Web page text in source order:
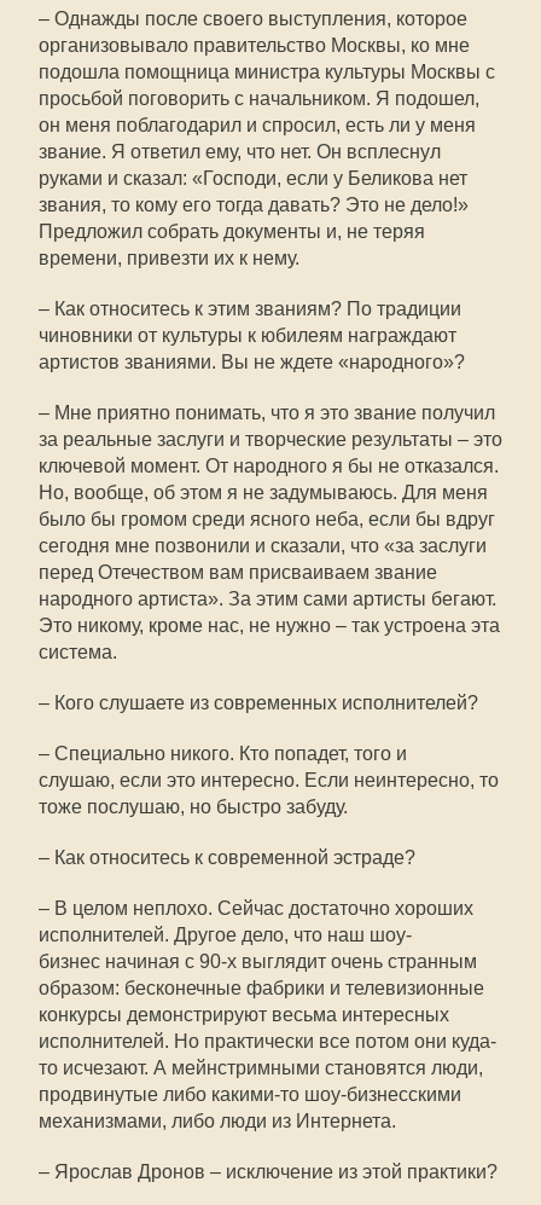
– Однажды после своего выступления, которое
организовывало правительство Москвы, ко мне
подошла помощница министра культуры Москвы с
просьбой поговорить с начальником. Я подошел,
он меня поблагодарил и спросил, есть ли у меня
звание. Я ответил ему, что нет. Он всплеснул
руками и сказал: «Господи, если у Беликова нет
звания, то кому его тогда давать? Это не дело!»
Предложил собрать документы и, не теряя
времени, привезти их к нему.
– Как относитесь к этим званиям? По традиции
чиновники от культуры к юбилеям награждают
артистов званиями. Вы не ждете «народного»?
– Мне приятно понимать, что я это звание получил
за реальные заслуги и творческие результаты – это
ключевой момент. От народного я бы не отказался.
Но, вообще, об этом я не задумываюсь. Для меня
было бы громом среди ясного неба, если бы вдруг
сегодня мне позвонили и сказали, что «за заслуги
перед Отечеством вам присваиваем звание
народного артиста». За этим сами артисты бегают.
Это никому, кроме нас, не нужно – так устроена эта
система.
– Кого слушаете из современных исполнителей?
– Специально никого. Кто попадет, того и
слушаю, если это интересно. Если неинтересно, то
тоже послушаю, но быстро забуду.
– Как относитесь к современной эстраде?
– В целом неплохо. Сейчас достаточно хороших
исполнителей. Другое дело, что наш шоу-
бизнес начиная с 90-х выглядит очень странным
образом: бесконечные фабрики и телевизионные
конкурсы демонстрируют весьма интересных
исполнителей. Но практически все потом они куда-
то исчезают. А мейнстримными становятся люди,
продвинутые либо какими-то шоу-бизнесскими
механизмами, либо люди из Интернета.
– Ярослав Дронов – исключение из этой практики?